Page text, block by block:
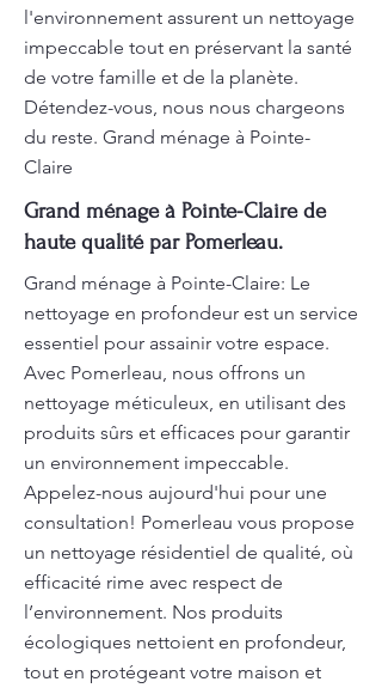
l'environnement assurent un nettoyage
impeccable tout en préservant la santé
de votre famille et de la planète.
Détendez-vous, nous nous chargeons
du reste. Grand ménage à Pointe-
Claire
Grand ménage à Pointe-Claire de
haute qualité par Pomerleau.
Grand ménage à Pointe-Claire: Le
nettoyage en profondeur est un service
essentiel pour assainir votre espace.
Avec Pomerleau, nous offrons un
nettoyage méticuleux, en utilisant des
produits sûrs et efficaces pour garantir
un environnement impeccable.
Appelez-nous aujourd'hui pour une
consultation! Pomerleau vous propose
un nettoyage résidentiel de qualité, où
efficacité rime avec respect de
l’environnement. Nos produits
écologiques nettoient en profondeur,
tout en protégeant votre maison et